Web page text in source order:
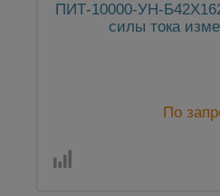
ПИТ-10000-УН-
силы тока
По